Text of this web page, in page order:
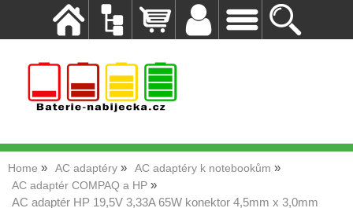
Home AC adaptéry
AC adaptéry k notebookům
AC adaptér COMPAQ a HP
AC adaptér HP 19,5V 3,33A 65W konektor 4,5mm x 3,0mm